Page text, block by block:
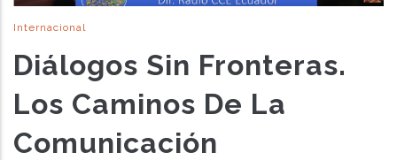
Internacional
Diálogos Sin Fronteras.
Los Caminos De La
Comunicación